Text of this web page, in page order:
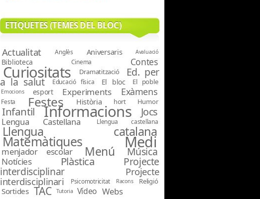
ETIQUETES (TEMES DEL BLOC)
Actualitat Anglès Aniversaris Avaluació
Biblioteca Cinema Contes
Curiositats Dramatització Ed. per
a la salut Educació física El bloc El poble
Emocions esport Experiments Exàmens
Festa Festes Història hort Humor
Infantil Informacions Jocs
Lengua Castellana Llengua castellana
Llengua catalana
Matemàtiques Medi
menjador escolar Menú Música
Notícies Plàstica Projecte
interdisciplinar
Projecte
interdisciplinari
Psicomotricitat Racons Religió
Sortides TAC Tutoria Vídeo Webs